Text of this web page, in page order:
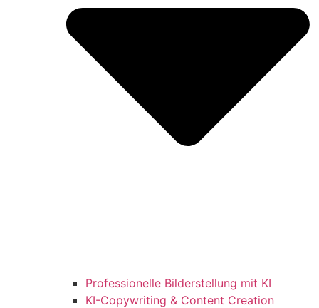
Professionelle Bilderstellung mit KI
KI-Copywriting & Content Creation